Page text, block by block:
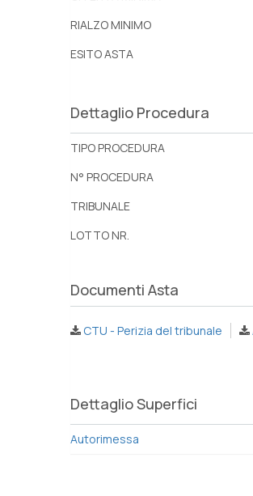
RIALZO MINIMO
ESITO ASTA
Dettaglio Procedura
TIPO PROCEDURA
N° PROCEDURA
TRIBUNALE
LOTTO NR.
Documenti Asta
CTU - Perizia del tribunale
Dettaglio Superfici
Autorimessa